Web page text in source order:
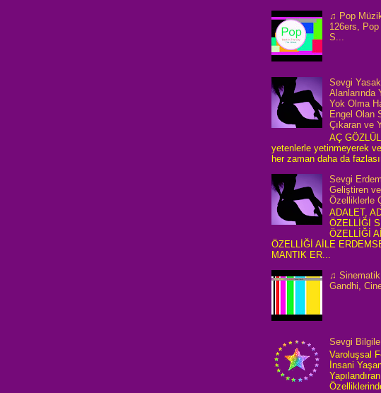
♫ Pop
126ers,
S...
Sevgi
Alanlarında
Yok Olma
Engel Olan
Çıkaran ve
AÇ
yetenlerle yetinmeyerek
her zaman daha da
Sevgi
Geliştiren
Özelliklerle
ADALET,
ÖZELLİĞİ
ÖZELLİĞİ
ÖZELLİĞİ AİLE
MANTIK ER...
♫
Gandhi,
Sevgi
Varoluşsal
İnsani